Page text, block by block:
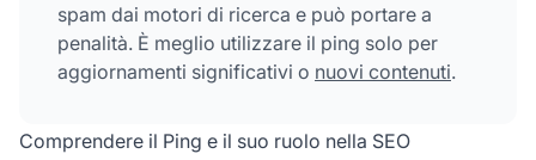
spam dai motori di ricerca e può portare a
penalità. È meglio utilizzare il ping solo per
aggiornamenti significativi o nuovi contenuti.
Comprendere il Ping e il suo ruolo nella SEO